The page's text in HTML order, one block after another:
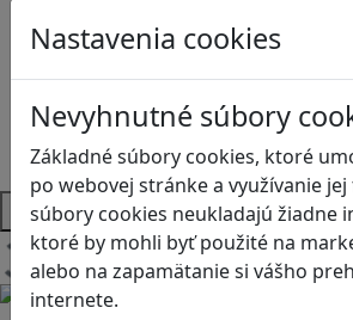
Nastavenia cookies
Nevyhnutné súbory
Základné súbory cookies, ktoré
po webovej stránke a využívanie
súbory cookies neukladajú žiadne
ktoré by mohli byť použité na
alebo na zapamätanie si vášho
internete.
Motorika a koncentrácia
Sociálne zručnosti a kooperácia
Strategické myslenie
Zdravie a pohyb
Platformy
Načítam blogy